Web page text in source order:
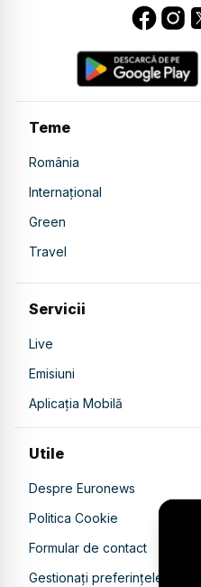
Teme
România
Internațional
Green
Travel
Servicii
Live
Emisiuni
Aplicația Mobilă
Utile
Despre Euronews
Politica Cookie
Formular de contact
Gestionați preferințele